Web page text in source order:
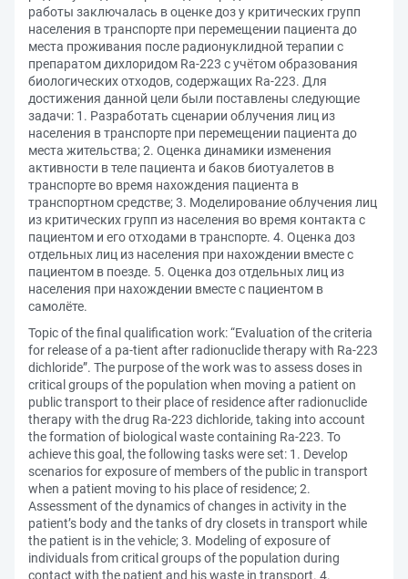
работы заключалась в оценке доз у критических групп
населения в транспорте при перемещении пациента до
места проживания после радионуклидной терапии с
препаратом дихлоридом Ra-223 c учётом образования
биологических отходов, содержащих Ra-223. Для
достижения данной цели были поставлены следующие
задачи: 1. Разработать сценарии облучения лиц из
населения в транспорте при перемещении пациента до
места жительства; 2. Оценка динамики изменения
активности в теле пациента и баков биотуалетов в
транспорте во время нахождения пациента в
транспортном средстве; 3. Моделирование облучения лиц
из критических групп из населения во время контакта с
пациентом и его отходами в транспорте. 4. Оценка доз
отдельных лиц из населения при нахождении вместе с
пациентом в поезде. 5. Оценка доз отдельных лиц из
населения при нахождении вместе с пациентом в
самолёте.
Topic of the final qualification work: “Evaluation of the criteria
for release of a pa-tient after radionuclide therapy with Ra-223
dichloride”. The purpose of the work was to assess doses in
critical groups of the population when moving a patient on
public transport to their place of residence after radionuclide
therapy with the drug Ra-223 dichloride, taking into account
the formation of biological waste containing Ra-223. To
achieve this goal, the following tasks were set: 1. Develop
scenarios for exposure of members of the public in transport
when a patient moving to his place of residence; 2.
Assessment of the dynamics of changes in activity in the
patient’s body and the tanks of dry closets in transport while
the patient is in the vehicle; 3. Modeling of exposure of
individuals from critical groups of the population during
contact with the patient and his waste in transport. 4.